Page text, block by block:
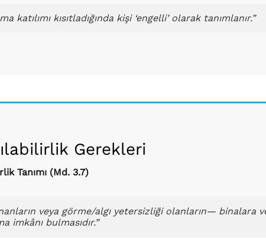
kısıtladığında kişi ‘engelli’ olarak tanımlanır.”
Gerekleri
Tanımı (Md. 3.7)
veya görme/algı yetersizliği olanların— binalara
imkânı bulmasıdır.”